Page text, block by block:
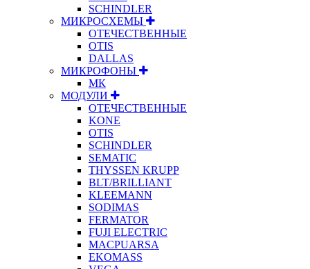
SCHINDLER
МИКРОСХЕМЫ
ОТЕЧЕСТВЕННЫЕ
OTIS
DALLAS
МИКРОФОНЫ
МК
МОДУЛИ
ОТЕЧЕСТВЕННЫЕ
KONE
OTIS
SCHINDLER
SEMATIC
THYSSEN KRUPP
BLT/BRILLIANT
KLEEMANN
SODIMAS
FERMATOR
FUJI ELECTRIC
MACPUARSA
EKOMASS